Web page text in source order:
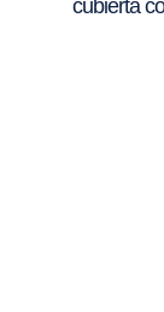
cubierta